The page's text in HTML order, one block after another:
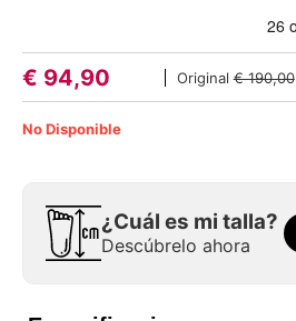
€ 94,90 Original€ 190,00
No Disponible
¿Cuál es mi talla?
Descúbrelo ahora